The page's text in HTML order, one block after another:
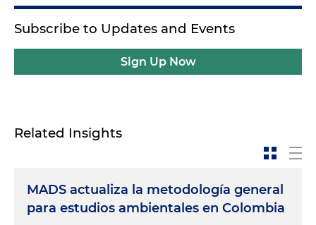
Subscribe to Updates and Events
Sign Up Now
Related Insights
MADS actualiza la metodología general
para estudios ambientales en Colombia